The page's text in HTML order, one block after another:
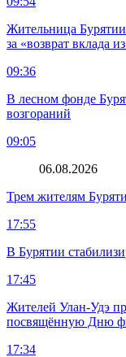
Жительница
за «возврат вклада
09:36
В лесном фонде
возгораний
09:05
06.08.2026
Трем жителям
17:55
В Бурятии
17:45
Жителей Улан-Удэ
посвящённую Дню
17:34